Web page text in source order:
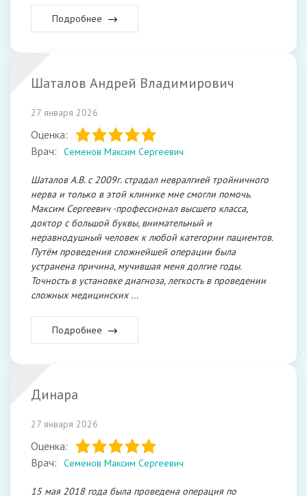
Подробнее
Шаталов Андрей Владимирович
27 января 2026
Оценка:
Врач:
Семенов Максим Сергеевич
Шаталов А.В. с 2009г. страдал невралгией тройничного
нерва и только в этой клинике мне смогли помочь.
Максим Сергеевич -профессионал высшего класса,
доктор с большой буквы, внимательный и
неравнодушный человек к любой категории пациентов.
Путём проведения сложнейшей операции была
устранена причина, мучившая меня долгие годы.
Точность в установке диагноза, легкость в проведении
сложных медицинских ...
Подробнее
Динара
27 января 2026
Оценка:
Врач:
Семенов Максим Сергеевич
15 мая 2018 года была проведена операция по